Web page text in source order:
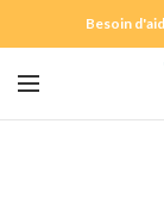
Besoin